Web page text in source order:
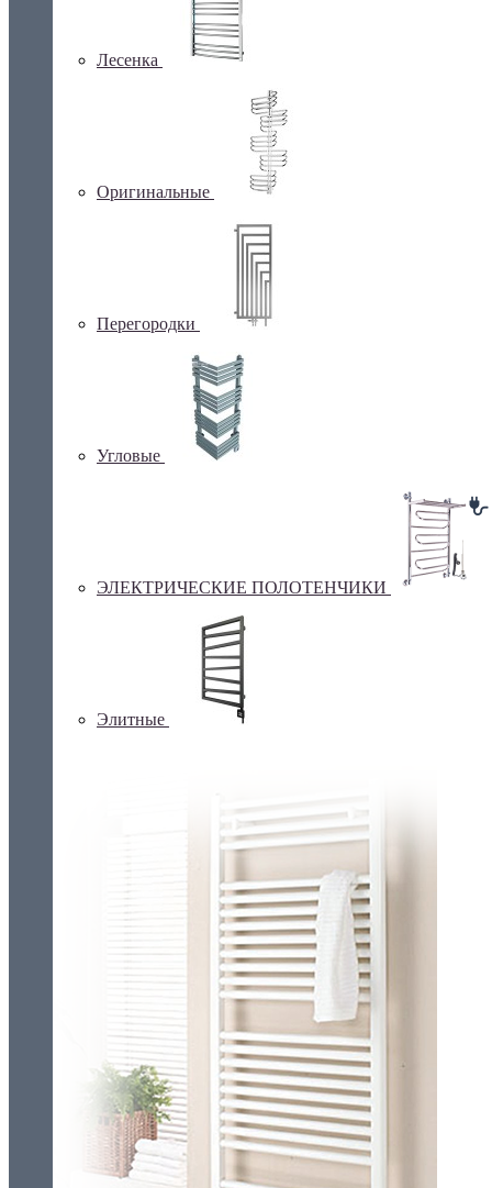
Лесенка
Оригинальные
Перегородки
Угловые
ЭЛЕКТРИЧЕСКИЕ ПОЛОТЕНЧИКИ
Элитные